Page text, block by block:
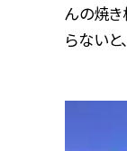
んの焼き
らないと